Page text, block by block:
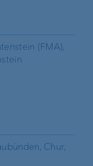
(FMA),
Chur,